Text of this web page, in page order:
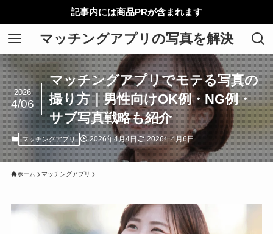
記事内には商品PRが含まれます
マッチングアプリの写真を解決
マッチングアプリでモテる写真の
撮り方｜男性向けOK例・NG例・
サブ写真戦略も紹介
2026
4/06
マッチングアプリ 2026年4月4日 2026年4月6日
ホーム マッチングアプリ